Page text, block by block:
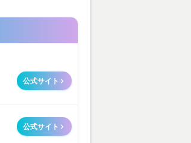
公式サイト
公式サイト